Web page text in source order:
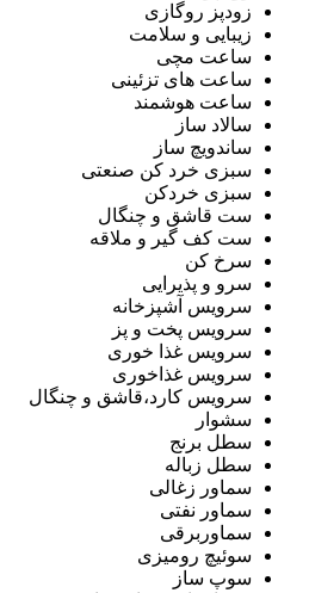
زودپز روگازی
زیبایی و سلامت
ساعت مچی
ساعت های تزئینی
ساعت هوشمند
سالاد ساز
ساندویچ ساز
سبزی خرد کن صنعتی
سبزی خردکن
ست قاشق و چنگال
ست کف گیر و ملاقه
سرخ کن
سرو و پذیرایی
سرویس آشپزخانه
سرویس پخت و پز
سرویس غذا خوری
سرویس غذاخوری
سرویس کارد،قاشق و چنگال
سشوار
سطل برنج
سطل زباله
سماور زغالی
سماور نفتی
سماوربرقی
سوئیچ رومیزی
سوپ ساز